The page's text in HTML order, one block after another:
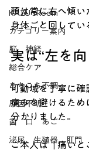
KAZU’sRoom
カテゴリー案内
脳 神経
総合ケア
あちこち不調
原因不明
歯 口 あご
泌尿、生殖器、肛門
頭は常に右へ傾い
身体ごと回してい
実は“左を
可動域を丁寧に確
痛みを避けるため
分かりました。
ご本人は「痛いと